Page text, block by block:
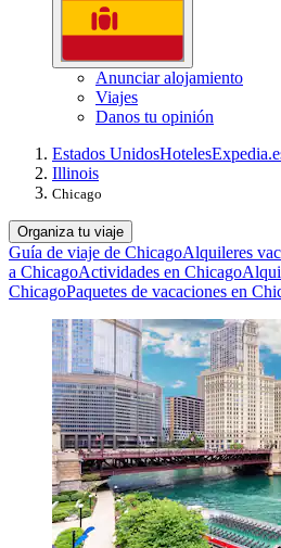
Anunciar alojamiento
Viajes
Danos tu opinión
Estados UnidosHoteles
Illinois
Chicago
Organiza tu viaje
Guía de viaje de ChicagoAlquileres
a ChicagoActividades en Chicago
ChicagoPaquetes de vacaciones en